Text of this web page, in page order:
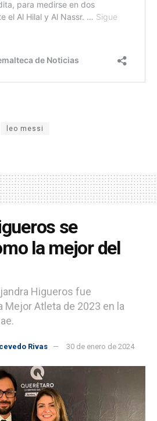
leo messi
se
la mejor del
Higueros fue
Mejor Atleta de 2023 en la
Rivas 30 de enero de 2024